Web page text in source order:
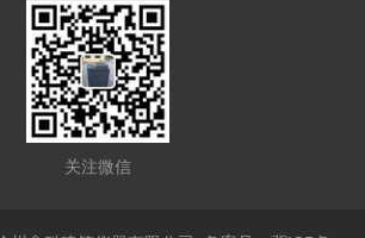
关注微信